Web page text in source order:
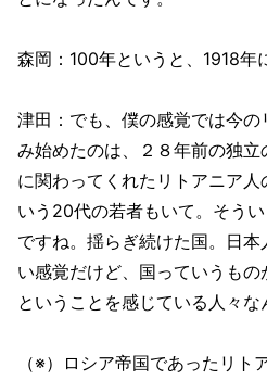
森岡：100年というと、1918年
津田：でも、僕の感覚では今
み始めたのは、２８年前の独
に関わってくれたリトアニア
いう20代の若者もいて。そう
ですね。揺らぎ続けた国。日
い感覚だけど、国っていうも
ということを感じている人々な
（※）ロシア帝国であったリト